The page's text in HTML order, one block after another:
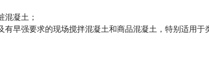
混凝土；
早强要求的现场搅拌混凝土和商品混凝土，特别适用于